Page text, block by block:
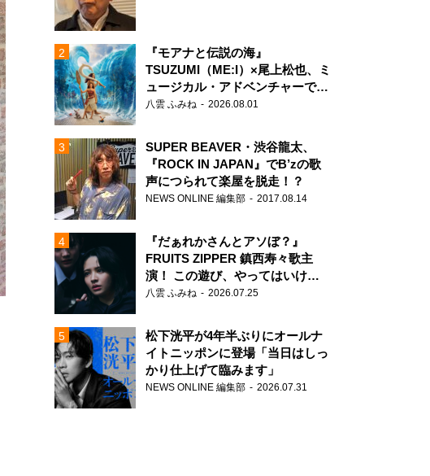
『モアナと伝説の海』
TSUZUMI（ME:I）×尾上松也、ミ
ュージカル・アドベンチャーで美
声を響かせる
八雲 ふみね 2026.08.01
SUPER BEAVER・渋谷龍太、
『ROCK IN JAPAN』でB’zの歌
声につられて楽屋を脱走！？
NEWS ONLINE 編集部 2017.08.14
『だぁれかさんとアソぼ？』
FRUITS ZIPPER 鎮西寿々歌主
演！ この遊び、やってはいけま
せん。
八雲 ふみね 2026.07.25
松下洸平が4年半ぶりにオールナ
イトニッポンに登場「当日はしっ
かり仕上げて臨みます」
NEWS ONLINE 編集部 2026.07.31